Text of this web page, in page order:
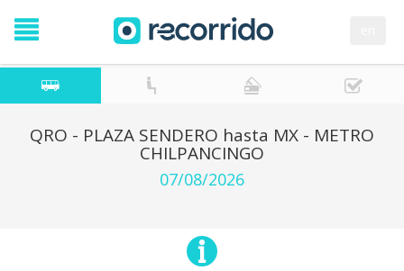
QRO - PLAZA SENDERO hasta MX - METRO
CHILPANCINGO
07/08/2026